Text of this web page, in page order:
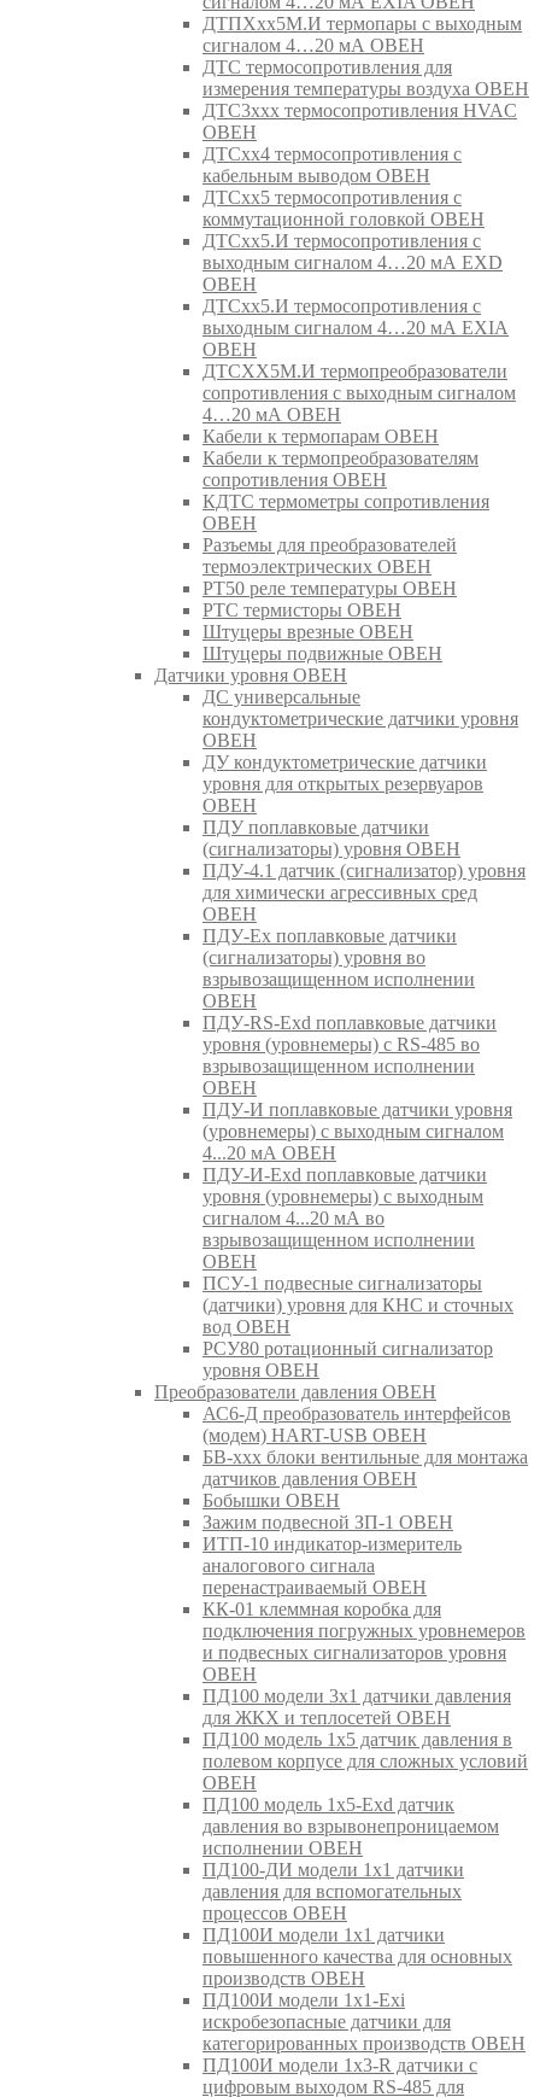
ДТПХхх5М.И термопары с выходным
сигналом 4…20 мА ОВЕН
ДТС термосопротивления для
измерения температуры воздуха ОВЕН
ДТС3ххх термосопротивления HVAC
ОВЕН
ДТСхх4 термосопротивления с
кабельным выводом ОВЕН
ДТСхх5 термосопротивления с
коммутационной головкой ОВЕН
ДТСхх5.И термосопротивления с
выходным сигналом 4…20 мА EXD
ОВЕН
ДТСхх5.И термосопротивления с
выходным сигналом 4…20 мА EXIA
ОВЕН
ДТСХХ5М.И термопреобразователи
сопротивления с выходным сигналом
4…20 мА ОВЕН
Кабели к термопарам ОВЕН
Кабели к термопреобразователям
сопротивления ОВЕН
КДТС термометры сопротивления
ОВЕН
Разъемы для преобразователей
термоэлектрических ОВЕН
РТ50 реле температуры ОВЕН
РТС термисторы ОВЕН
Штуцеры врезные ОВЕН
Штуцеры подвижные ОВЕН
Датчики уровня ОВЕН
ДС универсальные
кондуктометрические датчики уровня
ОВЕН
ДУ кондуктометрические датчики
уровня для открытых резервуаров
ОВЕН
ПДУ поплавковые датчики
(сигнализаторы) уровня ОВЕН
ПДУ-4.1 датчик (сигнализатор) уровня
для химически агрессивных сред
ОВЕН
ПДУ-Ex поплавковые датчики
(сигнализаторы) уровня во
взрывозащищенном исполнении
ОВЕН
ПДУ-RS-Exd поплавковые датчики
уровня (уровнемеры) с RS-485 во
взрывозащищенном исполнении
ОВЕН
ПДУ-И поплавковые датчики уровня
(уровнемеры) с выходным сигналом
4...20 мА ОВЕН
ПДУ-И-Exd поплавковые датчики
уровня (уровнемеры) с выходным
сигналом 4...20 мА во
взрывозащищенном исполнении
ОВЕН
ПСУ-1 подвесные сигнализаторы
(датчики) уровня для КНС и сточных
вод ОВЕН
РСУ80 ротационный сигнализатор
уровня ОВЕН
Преобразователи давления ОВЕН
АС6-Д преобразователь интерфейсов
(модем) HART-USB ОВЕН
БВ-ххх блоки вентильные для монтажа
датчиков давления ОВЕН
Бобышки ОВЕН
Зажим подвесной ЗП-1 ОВЕН
ИТП-10 индикатор-измеритель
аналогового сигнала
перенастраиваемый ОВЕН
КК-01 клеммная коробка для
подключения погружных уровнемеров
и подвесных сигнализаторов уровня
ОВЕН
ПД100 модели 3х1 датчики давления
для ЖКХ и теплосетей ОВЕН
ПД100 модель 1х5 датчик давления в
полевом корпусе для сложных условий
ОВЕН
ПД100 модель 1х5-Exd датчик
давления во взрывонепроницаемом
исполнении ОВЕН
ПД100-ДИ модели 1х1 датчики
давления для вспомогательных
процессов ОВЕН
ПД100И модели 1х1 датчики
повышенного качества для основных
производств ОВЕН
ПД100И модели 1х1-Exi
искробезопасные датчики для
категорированных производств ОВЕН
ПД100И модели 1х3-R датчики с
цифровым выходом RS-485 для